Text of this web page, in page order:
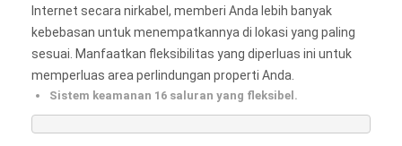
Internet secara nirkabel, memberi Anda lebih banyak
kebebasan untuk menempatkannya di lokasi yang paling
sesuai. Manfaatkan fleksibilitas yang diperluas ini untuk
memperluas area perlindungan properti Anda.
Sistem keamanan 16 saluran yang fleksibel.